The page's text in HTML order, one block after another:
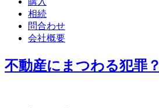
相続
問合わせ
会社概要
不動産にまつわる犯罪？